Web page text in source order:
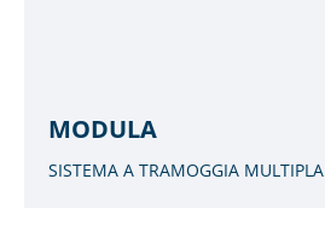
MODULA
SISTEMA A TRAMOGGIA MULTIPLA